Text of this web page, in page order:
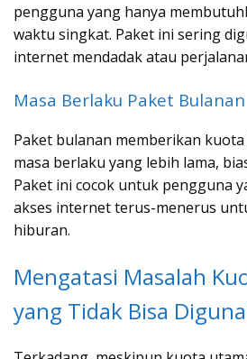
pengguna yang hanya
waktu singkat. Paket ini sering
internet mendadak atau
Masa Berlaku Paket Bulanan
Paket bulanan memberikan
masa berlaku yang lebih lama,
Paket ini cocok untuk pengguna
akses internet terus-menerus
hiburan.
Mengatasi Masalah
yang Tidak Bisa